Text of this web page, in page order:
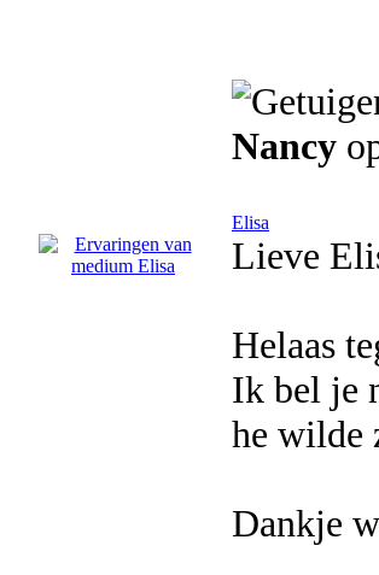
Nancy
Elisa
Lieve
Helaas
Ik bel je
he wilde
Dankje